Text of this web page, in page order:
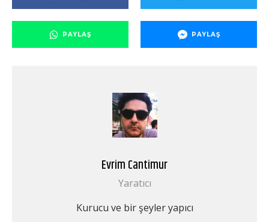
PAYLAŞ PAYLAŞ
Evrim Cantimur
Yaratıcı
Kurucu ve bir şeyler yapıcı